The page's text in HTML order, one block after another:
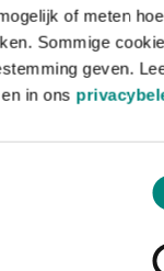
of meten hoe
Sommige
geven.
in ons